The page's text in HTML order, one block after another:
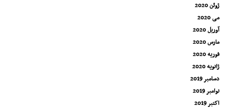
ژوئن 2020
می 2020
آوریل 2020
مارس 2020
فوریه 2020
ژانویه 2020
دسامبر 2019
نوامبر 2019
اکتبر 2019